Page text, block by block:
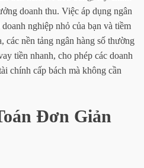
doanh thu. Việc áp dụng ngân
nghiệp nhỏ của bạn và tiềm
các nền tảng ngân hàng số thường
tiền nhanh, cho phép các doanh
chính cấp bách mà không cần
Đơn Giản